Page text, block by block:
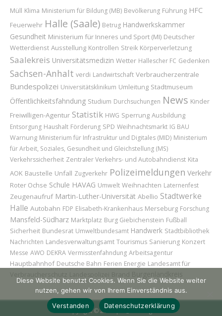
Müll Klima Ministerium für Bildung (MB) Bevölkerung Führung HFC
Feuerwehr Halle (Saale) Betrug Handwerkskammer
Gesundheit Ministerium für Inneres und Sport (MI) Deutscher
Wetterdienst Ausstellung Kontrollen Streik Körperverletzung
Saalekreis Universitätsmedizin Wetter Hallescher FC Gedenken
Sachsen-Anhalt verdi Landwirtschaft Verbraucherzentrale
Bundespolizei Universitätsklinikum Umleitung Stadtmuseum
Öffentlichkeitsfahndung Studium Durchsuchungen News Kinder
Freiwilligen-Agentur Statistik HWG Sperrung Ausbildung
Entsorgung Haushalt Förderung SPD Weihnachtsmarkt IG BAU
Warnung Ministerium für Infrastruktur und Digitales (MID) Ministerium
für Arbeit, Soziales, Gesundheit und Gleichstellung (MS)
Verkehrssicherheit Zentraler Verkehrs- und Autobahndienst Kita
AOK Baustelle Unfall Zugverkehr Polizeimeldungen Verkehr
Roter Ochse Schule HAVAG Umwelt Weihnachten Laternenfest
Zeugenaufruf Martin-Luther-Universität Abellio Stadtwerke
Halle Autobahn FDP Elisabeth-Krankenhaus Merseburg Forschung
Mansfeld-Südharz Marktplatz Burg Giebichenstein Fußball
Sicherheit Bundesrat Umweltbundesamt Handwerk Stadtbibliothek
Nachrichten Landesverwaltungsamt Tourismus Sanierung Konzert
Messe AWO DEKRA Vermisstenfahndung Arbeitsagentur
Hauptbahnhof Deutsche Bahn Ferien Energie Landesamt für
Copyright © 2026 | H@llAnzeiger
Diese Website benutzt Cookies. Wenn Sie die Website weiter
nutzen, gehen wir von Ihrem Einverständnis aus.
Verstanden
Datenschutzerklärung